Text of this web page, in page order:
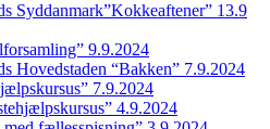
Syddanmark”Kokkeaftener” 13.9
9.9.2024
Hovedstaden “Bakken” 7.9.2024
7.9.2024
4.9.2024